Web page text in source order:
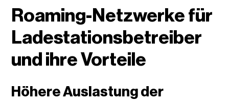
Roaming-Netzwerke für
Ladestationsbetreiber
und ihre Vorteile
Höhere Auslastung der